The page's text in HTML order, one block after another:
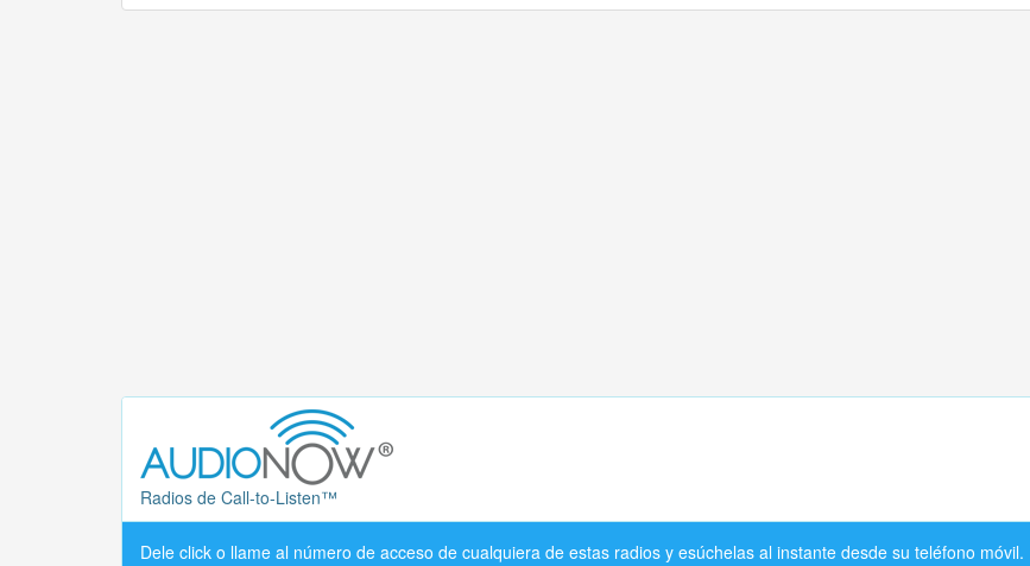
Radios de Call-to-Listen™
Dele click o llame al número de acceso de cualquiera de estas radios y esúchelas al instante desde su teléfono móvil.